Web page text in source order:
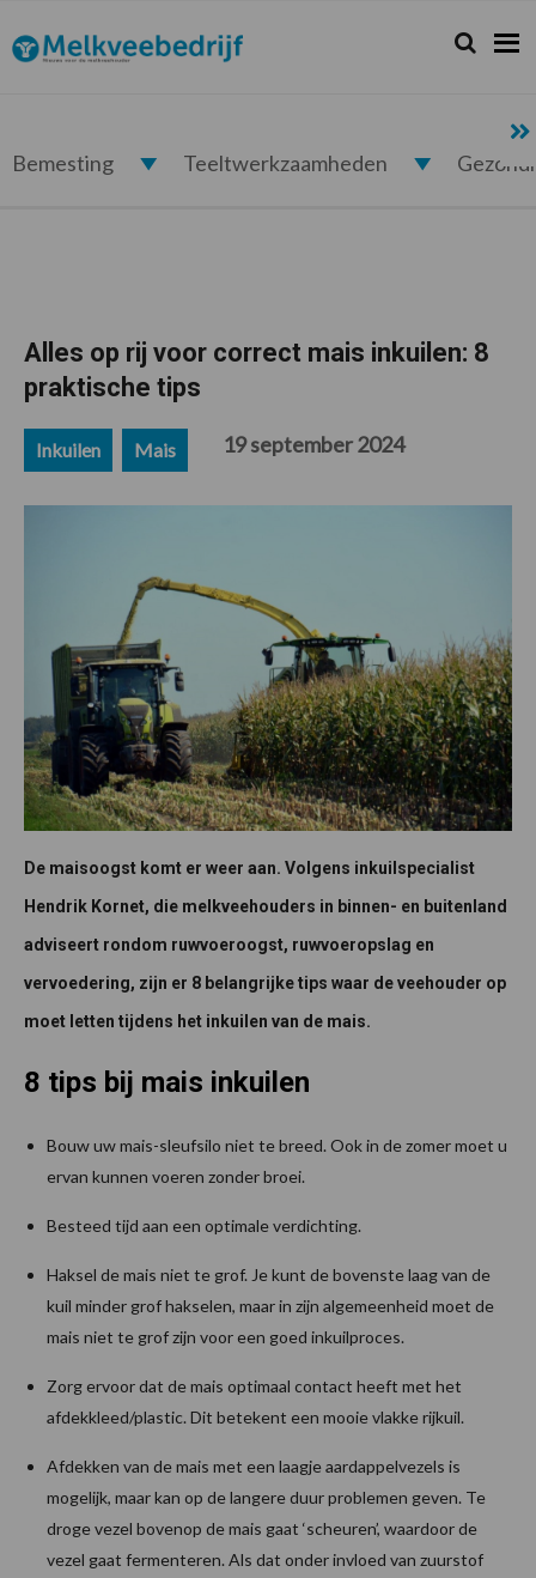
de
hoofdnavigatie
de
hoofd
de
eerste
de
voettekst
Melkveebedrijf.nl Zoeken...
Zoek
Bemesting Teeltwerkzaamheden
Alles op rij voor correct mais inkuilen: 8
praktische tips
Inkuilen Mais 19 september 2024
De maisoogst komt er weer aan. Volgens inkuilspecialist
Hendrik Kornet, die melkveehouders in binnen- en buitenland
adviseert rondom ruwvoeroogst, ruwvoeropslag en
vervoedering, zijn er 8 belangrijke tips waar de veehouder op
moet letten tijdens het inkuilen van de mais.
8 tips bij mais inkuilen
Bouw uw mais-sleufsilo niet te breed. Ook in de zomer moet u
ervan kunnen voeren zonder broei.
Besteed tijd aan een optimale verdichting.
Haksel de mais niet te grof. Je kunt de bovenste laag van de
kuil minder grof hakselen, maar in zijn algemeenheid moet de
mais niet te grof zijn voor een goed inkuilproces.
Zorg ervoor dat de mais optimaal contact heeft met het
afdekkleed/plastic. Dit betekent een mooie vlakke rijkuil.
Afdekken van de mais met een laagje aardappelvezels is
mogelijk, maar kan op de langere duur problemen geven. Te
droge vezel bovenop de mais gaat ‘scheuren’, waardoor de
vezel gaat fermenteren. Als dat onder invloed van zuurstof